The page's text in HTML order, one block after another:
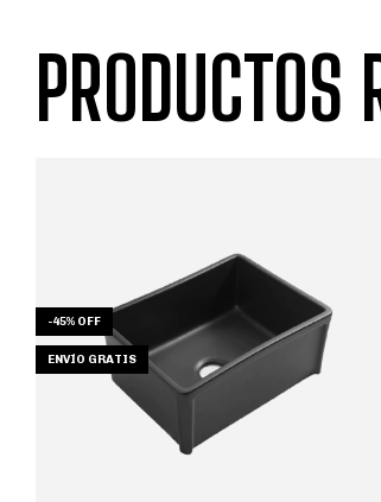
PRODUCTOS
-45% OFF
ENVÍO GRATIS